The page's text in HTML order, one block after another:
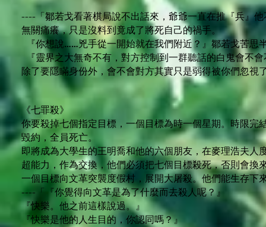
----「鄒若戈看著棋局說不出話來，爺爺一直在推『兵』
無關痛癢，只是沒料到竟成了將死自己的禍手。
『你想說……兇手從一開始就在我們附近？』鄒若戈苦思
『靈界之大無奇不有，對方控制到一群聽話的白鬼會不
除了要隱瞞身份外，會不會對方其實只是弱得被你們忽視
《七罪殺》
你要殺掉七個指定目標，一個目標為時一個星期。時限完
毀約，全員死亡。
即將成為大學生的王明喬和他的六個朋友，在麥理浩夫人
超能力，作為交換，他們必須把七個目標殺死，否則會換
一個目標向文革突襲度假村，展開大屠殺。他們能生存下
----「『你覺得向文革是為了什麼而去殺人呢？』
『快樂。他之前這樣說過。』
『快樂是他的人生目的，你認同嗎？』